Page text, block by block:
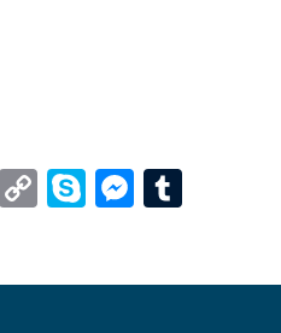
GmailCopySkype